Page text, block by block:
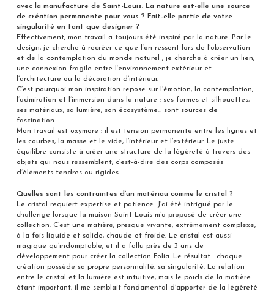
avec la manufacture de Saint-Louis. La nature est-elle une source
de création permanente pour vous ? Fait-elle partie de votre
singularité en tant que designer ?
Effectivement, mon travail a toujours été inspiré par la nature. Par le
design, je cherche à recréer ce que l’on ressent lors de l’observation
et de la contemplation du monde naturel ; je cherche à créer un lien,
une connexion fragile entre l’environnement extérieur et
l’architecture ou la décoration d’intérieur.
C’est pourquoi mon inspiration repose sur l’émotion, la contemplation,
l’admiration et l’immersion dans la nature : ses formes et silhouettes,
ses matériaux, sa lumière, son écosystème… sont sources de
fascination.
Mon travail est oxymore : il est tension permanente entre les lignes et
les courbes, la masse et le vide, l’intérieur et l’extérieur. Le juste
équilibre consiste à créer une structure de la légèreté à travers des
objets qui nous ressemblent, c’est-à-dire des corps composés
d’éléments tendres ou rigides.
Quelles sont les contraintes d’un matériau comme le cristal ?
Le cristal requiert expertise et patience. J’ai été intrigué par le
challenge lorsque la maison Saint-Louis m’a proposé de créer une
collection. C’est une matière, presque vivante, extrêmement complexe,
à la fois liquide et solide, chaude et froide. Le cristal est aussi
magique qu’indomptable, et il a fallu près de 3 ans de
développement pour créer la collection Folia. Le résultat : chaque
création possède sa propre personnalité, sa singularité. La relation
entre le cristal et la lumière est intuitive, mais le poids de la matière
étant important, il me semblait fondamental d’apporter de la légèreté